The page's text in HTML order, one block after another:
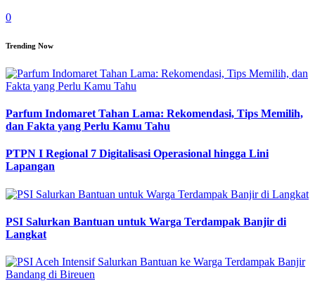
0
Trending Now
Parfum Indomaret Tahan Lama: Rekomendasi, Tips Memilih,
dan Fakta yang Perlu Kamu Tahu
PTPN I Regional 7 Digitalisasi Operasional hingga Lini
Lapangan
PSI Salurkan Bantuan untuk Warga Terdampak Banjir di
Langkat